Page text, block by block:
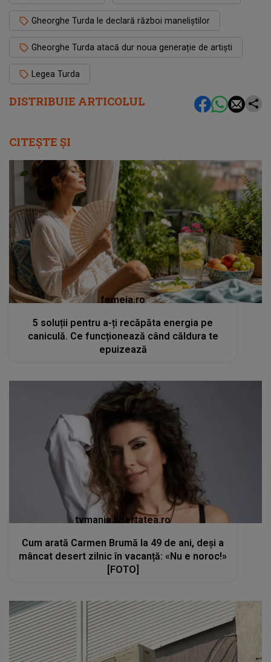
DISTRIBUIE ARTICOLUL
Gheorghe Turda le declară război maneliștilor
Gheorghe Turda atacă dur noua generație de artiști
Legea Turda
CITEȘTE ȘI
femeia.ro
5 soluții pentru a-ți recăpăta energia pe
caniculă. Ce funcționează când căldura te
epuizează
tvmania.libertatea.ro
Cum arată Carmen Brumă la 49 de ani, deși a
mâncat desert zilnic în vacanță: «Nu e noroc!»
[FOTO]